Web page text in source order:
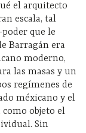
el arquitecto
escala, tal
que le
Barragán era
moderno,
las masas y un
regímenes de
méxicano y el
objeto el
Sin